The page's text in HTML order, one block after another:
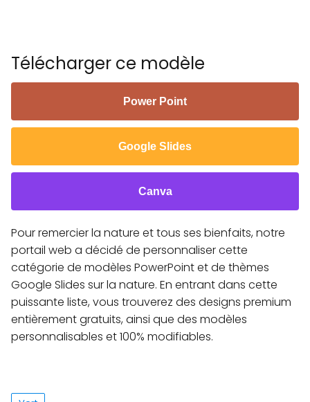
Télécharger ce modèle
Power Point
Google Slides
Canva
Pour remercier la nature et tous ses bienfaits, notre
portail web a décidé de personnaliser cette
catégorie de modèles PowerPoint et de thèmes
Google Slides sur la nature. En entrant dans cette
puissante liste, vous trouverez des designs premium
entièrement gratuits, ainsi que des modèles
personnalisables et 100% modifiables.